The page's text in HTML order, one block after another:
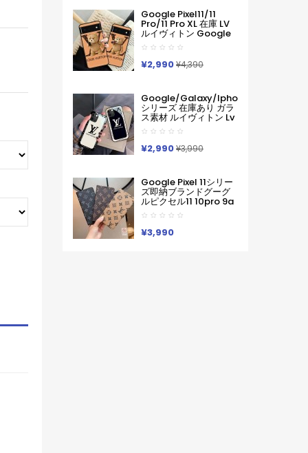
Max 16 15 Pro Maxケー
スカバー
Google Pixel11/11
Pro/11 Pro XL 在庫 LV
ルイヴィトン Google
Pixel 11 10 Pro 9a 6 7a
8 9pro Iphone 16 17
Pro Max Galaxy S26
ケースハイブランド フ
番プリント ルイヴィト
ンGooglePixel6 Pixel7
Pixel8 9グーグ熊柄ル
ピクセル スマホケース
軽い 薄い ハードケース
Pixelなど全機種対応
¥2,990¥4,390
Google/galaxy/iphone
シリーズ 在庫あり ガラ
ス素材 ルイヴィトン Lv
Google Pixel 10a 10
Pro Xl 9a 8 7 Galaxy
A36 S26 Ultra S25 ア
イフォン17 Pro Max 16
ースサムソン ギャラク
シー S26 S25s24 S23
Ultraケース ルイヴィト
ン Lv ブランド レディー
ス男性女性 Google
¥2,990¥3,990
Google Pixel 11シリー
ズ即納ブランドグーグ
ルピクセル11 10pro 9a
8 Pro 7a 9proXL 手帳
型GalaxyS25 S26 S24
A55 A54 A53 アイフォ
ン16 15 18 17ケースルイ
¥3,990